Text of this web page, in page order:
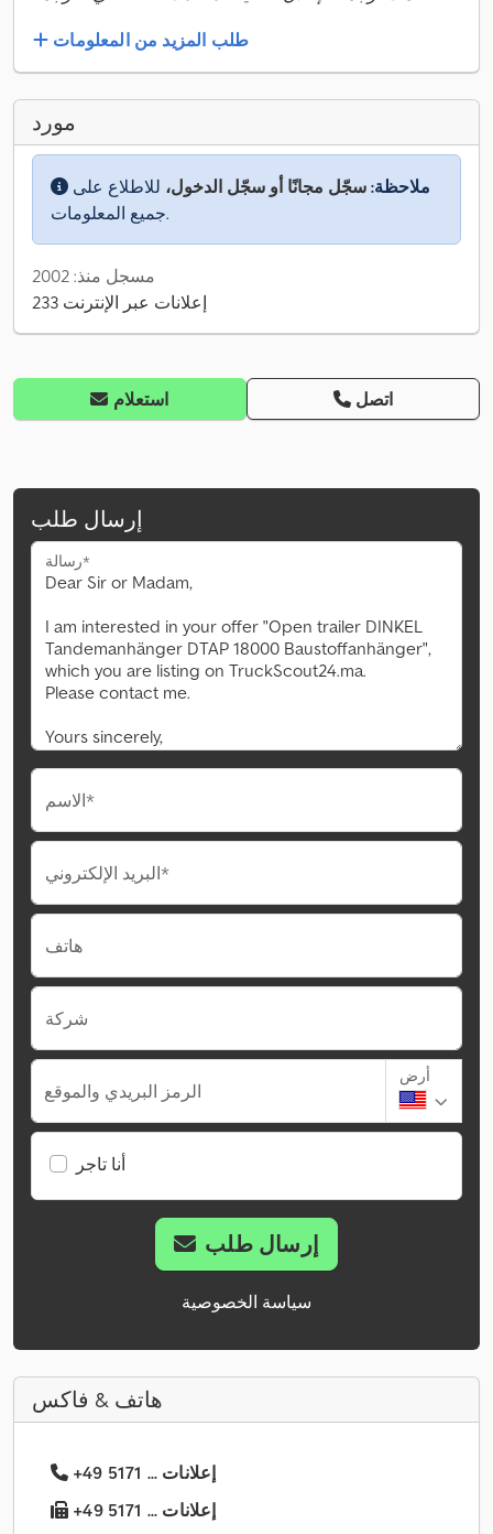
طلب المزيد من المعلومات
مورد
ملاحظة: سجّل مجانًا أو سجّل الدخول، للاطلاع على
جميع المعلومات.
مسجل منذ: 2002
233 إعلانات عبر الإنترنت
استعلام اتصل
إرسال طلب
رسالة*
الاسم*
البريد الإلكتروني*
هاتف
شركة
الرمز البريدي والموقع
أرض
أنا تاجر
إرسال طلب
سياسة الخصوصية
هاتف & فاكس
+49 5171 ... إعلانات
+49 5171 ... إعلانات